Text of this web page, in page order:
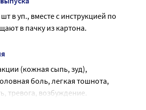
мг в течение 1 мес.
по 20 мг 2 раза в день
3 раза в день (для пациентов
лечения 1 мес.
эмоциональной лабильностью.
в уп., вместе с инструкцией по
в пачку из картона.
(кожная сыпь, зуд),
боль, легкая тошнота,
тревога, возбуждение.